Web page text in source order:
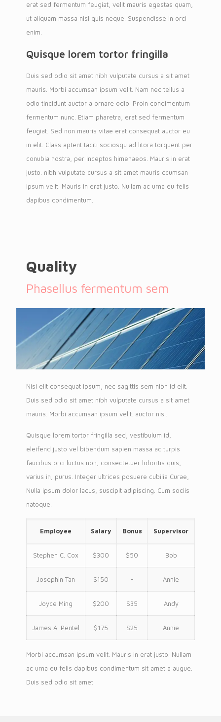
erat sed fermentum feugiat, velit mauris egestas quam,
ut aliquam massa nisl quis neque. Suspendisse in orci
enim.
Quisque lorem tortor fringilla
Duis sed odio sit amet nibh vulputate cursus a sit amet
mauris. Morbi accumsan ipsum velit. Nam nec tellus a
odio tincidunt auctor a ornare odio. Proin condimentum
fermentum nunc. Etiam pharetra, erat sed fermentum
feugiat. Sed non mauris vitae erat consequat auctor eu
in elit. Class aptent taciti sociosqu ad litora torquent per
conubia nostra, per inceptos himenaeos. Mauris in erat
justo. nibh vulputate cursus a sit amet mauris ccumsan
ipsum velit. Mauris in erat justo. Nullam ac urna eu felis
dapibus condimentum.
Quality
Phasellus fermentum sem
Nisi elit consequat ipsum, nec sagittis sem nibh id elit.
Duis sed odio sit amet nibh vulputate cursus a sit amet
mauris. Morbi accumsan ipsum velit. auctor nisi.
Quisque lorem tortor fringilla sed, vestibulum id,
eleifend justo vel bibendum sapien massa ac turpis
faucibus orci luctus non, consectetuer lobortis quis,
varius in, purus. Integer ultrices posuere cubilia Curae,
Nulla ipsum dolor lacus, suscipit adipiscing. Cum sociis
natoque.
Employee Salary Bonus Supervisor
Stephen C. Cox $300 $50 Bob
Josephin Tan $150 - Annie
Joyce Ming $200 $35 Andy
James A. Pentel $175 $25 Annie
Morbi accumsan ipsum velit. Mauris in erat justo. Nullam
ac urna eu felis dapibus condimentum sit amet a augue.
Duis sed odio sit amet.